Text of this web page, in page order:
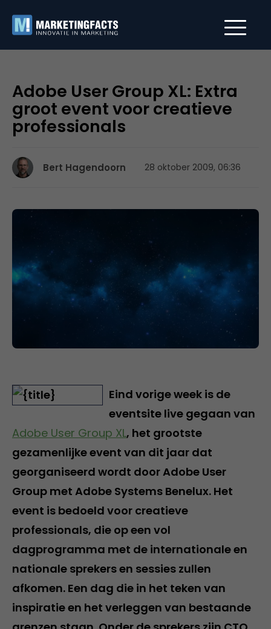
Adobe User Group XL: Extra
groot event voor creatieve
professionals
Bert Hagendoorn 28 oktober 2009, 06:36
Eind vorige week is de
eventsite live gegaan van
Adobe User Group XL, het grootste
gezamenlijke event van dit jaar dat
georganiseerd wordt door Adobe User
Group met Adobe Systems Benelux. Het
event is bedoeld voor creatieve
professionals, die op een vol
dagprogramma met de internationale en
nationale sprekers en sessies zullen
afkomen. Een dag die in het teken van
inspiratie en het verleggen van bestaande